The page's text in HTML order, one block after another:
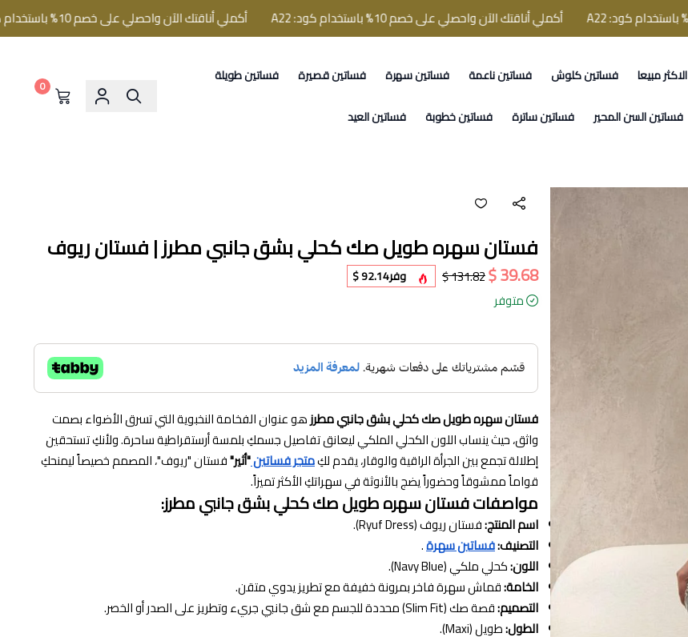
أكملي أناقتك الآن واحصلي على خصم 10% باستخدام كود: A22 أكملي أناقتك الآن واحصلي على خصم 10% باستخدام كود: A22
الاكثر مبيعا فساتين كلوش فساتين ناعمة فساتين سهرة فساتين قصيرة
فساتين طويلة
فساتين السن المحير فساتين ساترة فساتين خطوبة فساتين العيد
0
فستان سهره طويل صك كحلي بشق جانبي مطرز | فستان ريوف
39.68 $
131.82 $ وفر92.14 $
متوفر
فستان سهره طويل صك كحلي بشق جانبي مطرزهو عنوان الفخامة النخبوية التي تسرق الأضواء بصمت
واثق، حيث ينساب اللون الكحلي الملكي ليعانق تفاصيل جسمكِ بلمسة أرستقراطية ساحرة. ولأنكِ تستحقين
إطلالة تجمع بين الجرأة الراقية والوقار، يقدم لكِمتجر فساتين"أثير"فستان "ريوف"، المصمم خصيصاً ليمنحكِ
قواماً ممشوقاً وحضوراً يضج بالأنوثة في سهراتكِ الأكثر تميزاً.
مواصفات فستان سهره طويل صك كحلي بشق جانبي مطرز:
اسم المنتج:فستان ريوف (Ryuf Dress).
التصنيف:فساتين سهرة.
اللون:كحلي ملكي (Navy Blue).
الخامة:قماش سهرة فاخر بمرونة خفيفة مع تطريز يدوي متقن.
التصميم:قصة صك (Slim Fit) محددة للجسم مع شق جانبي جريء وتطريز على الصدر أو الخصر.
الطول:طويل (Maxi).